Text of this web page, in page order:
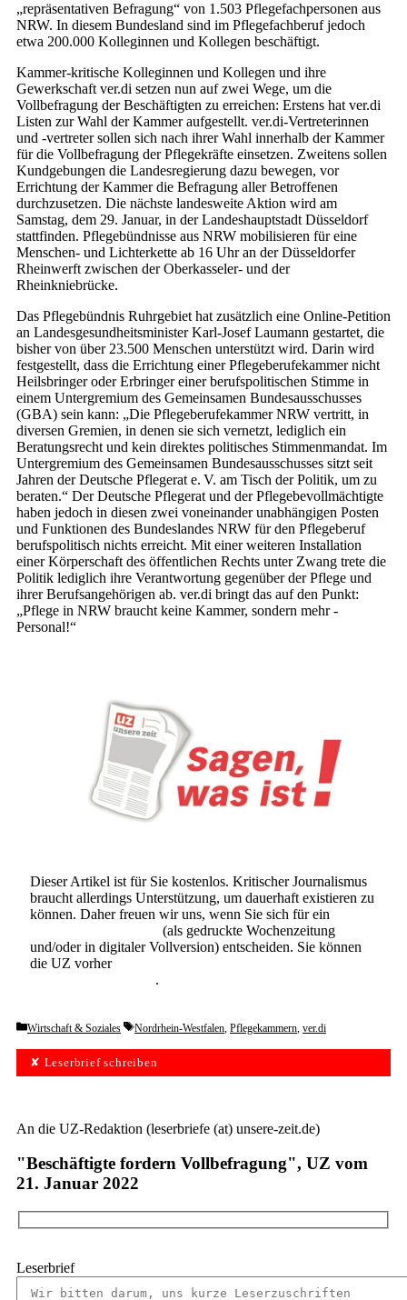
„repräsentativen Befragung“ von 1.503 Pflegefachpersonen aus
NRW. In diesem Bundesland sind im Pflegefachberuf jedoch
etwa 200.000 Kolleginnen und Kollegen beschäftigt.
Kammer-kritische Kolleginnen und Kollegen und ihre
Gewerkschaft ver.di setzen nun auf zwei Wege, um die
Vollbefragung der Beschäftigten zu erreichen: Erstens hat ver.di
Listen zur Wahl der Kammer aufgestellt. ver.di-Vertreterinnen
und -vertreter sollen sich nach ihrer Wahl innerhalb der Kammer
für die Vollbefragung der Pflegekräfte einsetzen. Zweitens sollen
Kundgebungen die Landesregierung dazu bewegen, vor
Errichtung der Kammer die Befragung aller Betroffenen
durchzusetzen. Die nächste landesweite Aktion wird am
Samstag, dem 29. Januar, in der Landeshauptstadt Düsseldorf
stattfinden. Pflegebündnisse aus NRW mobilisieren für eine
Menschen- und Lichterkette ab 16 Uhr an der Düsseldorfer
Rheinwerft zwischen der Oberkasseler- und der
Rheinkniebrücke.
Das Pflegebündnis Ruhrgebiet hat zusätzlich eine Online-Petition
an Landesgesundheitsminister Karl-Josef Laumann gestartet, die
bisher von über 23.500 Menschen unterstützt wird. Darin wird
festgestellt, dass die Errichtung einer Pflegeberufekammer nicht
Heilsbringer oder Erbringer einer berufspolitischen Stimme in
einem Untergremium des Gemeinsamen Bundesausschusses
(GBA) sein kann: „Die Pflegeberufekammer NRW vertritt, in
diversen Gremien, in denen sie sich vernetzt, lediglich ein
Beratungsrecht und kein direktes politisches Stimmenmandat. Im
Untergremium des Gemeinsamen Bundesausschusses sitzt seit
Jahren der Deutsche Pflegerat e. V. am Tisch der Politik, um zu
beraten.“ Der Deutsche Pflegerat und der Pflegebevollmächtigte
haben jedoch in diesen zwei voneinander unabhängigen Posten
und Funktionen des Bundeslandes NRW für den Pflegeberuf
berufspolitisch nichts erreicht. Mit einer weiteren Installation
einer Körperschaft des öffentlichen Rechts unter Zwang trete die
Politik lediglich ihre Verantwortung gegenüber der Pflege und
ihrer Berufsangehörigen ab. ver.di bringt das auf den Punkt:
„Pflege in NRW braucht keine Kammer, sondern mehr ­
Personal!“
Dieser Artikel ist für Sie kostenlos. Kritischer Journalismus
braucht allerdings Unterstützung, um dauerhaft existieren zu
können. Daher freuen wir uns, wenn Sie sich für ein
(als gedruckte Wochenzeitung
und/oder in digitaler Vollversion) entscheiden. Sie können
die UZ vorher
.
Categories
Wirtschaft & Soziales Tags
Nordrhein-Westfalen, Pflegekammern, ver.di
✘ Leserbrief schreiben
An die UZ-Redaktion (leserbriefe (at) unsere-zeit.de)
"Beschäftigte fordern Vollbefragung", UZ vom
21. Januar 2022
Leserbrief